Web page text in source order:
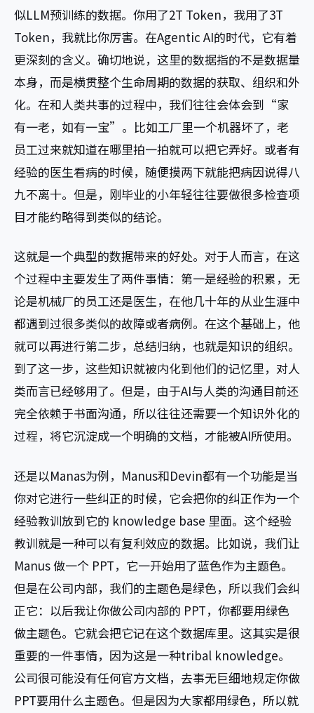
似LLM预训练的数据。你用了2T Token，我用了3T
Token，我就比你厉害。在Agentic AI的时代，它有着
更深刻的含义。确切地说，这里的数据指的不是数据量
本身，而是横贯整个生命周期的数据的获取、组织和外
化。在和人类共事的过程中，我们往往会体会到“家
有一老，如有一宝”。比如工厂里一个机器坏了，老
员工过来就知道在哪里拍一拍就可以把它弄好。或者有
经验的医生看病的时候，随便摸两下就能把病因说得八
九不离十。但是，刚毕业的小年轻往往要做很多检查项
目才能约略得到类似的结论。
这就是一个典型的数据带来的好处。对于人而言，在这
个过程中主要发生了两件事情：第一是经验的积累，无
论是机械厂的员工还是医生，在他几十年的从业生涯中
都遇到过很多类似的故障或者病例。在这个基础上，他
就可以再进行第二步，总结归纳，也就是知识的组织。
到了这一步，这些知识就被内化到他们的记忆里，对人
类而言已经够用了。但是，由于AI与人类的沟通目前还
完全依赖于书面沟通，所以往往还需要一个知识外化的
过程，将它沉淀成一个明确的文档，才能被AI所使用。
还是以Manas为例，Manus和Devin都有一个功能是当
你对它进行一些纠正的时候，它会把你的纠正作为一个
经验教训放到它的 knowledge base 里面。这个经验
教训就是一种可以有复利效应的数据。比如说，我们让
Manus 做一个 PPT，它一开始用了蓝色作为主题色。
但是在公司内部，我们的主题色是绿色，所以我们会纠
正它：以后我让你做公司内部的 PPT，你都要用绿色
做主题色。它就会把它记在这个数据库里。这其实是很
重要的一件事情，因为这是一种tribal knowledge。
公司很可能没有任何官方文档，去事无巨细地规定你做
PPT要用什么主题色。但是因为大家都用绿色，所以就